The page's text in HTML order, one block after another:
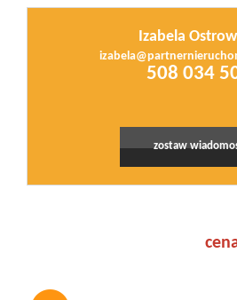
Izabela
508 034
zostaw